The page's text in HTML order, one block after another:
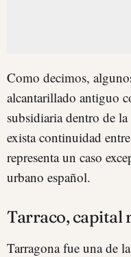
Como decimos,
alcantarillado antiguo
subsidiaria dentro de
exista continuidad
representa un caso
urbano español.
Tarraco, capital
Tarragona fue una de